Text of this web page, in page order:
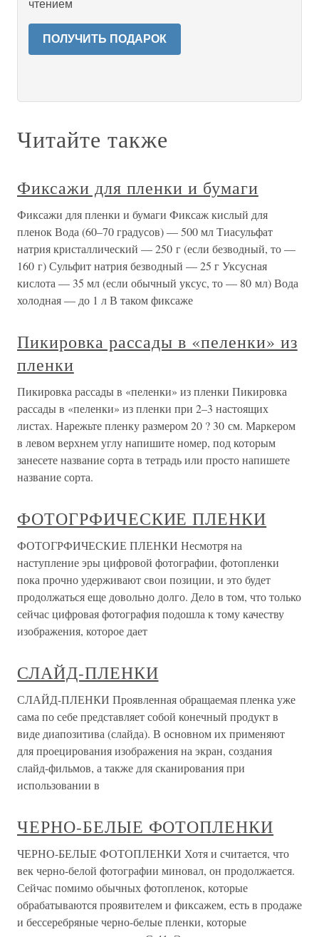
чтением
ПОЛУЧИТЬ ПОДАРОК
Читайте также
Фиксажи для пленки и бумаги
Фиксажи для пленки и бумаги Фиксаж кислый для
пленок Вода (60–70 градусов) — 500 мл Тиасульфат
натрия кристаллический — 250 г (если безводный, то —
160 г) Сульфит натрия безводный — 25 г Уксусная
кислота — 35 мл (если обычный уксус, то — 80 мл) Вода
холодная — до 1 л В таком фиксаже
Пикировка рассады в «пеленки» из
пленки
Пикировка рассады в «пеленки» из пленки Пикировка
рассады в «пеленки» из пленки при 2–3 настоящих
листах. Нарежьте пленку размером 20 ? 30 см. Маркером
в левом верхнем углу напишите номер, под которым
занесете название сорта в тетрадь или просто напишете
название сорта.
ФОТОГРФИЧЕСКИЕ ПЛЕНКИ
ФОТОГРФИЧЕСКИЕ ПЛЕНКИ Несмотря на
наступление эры цифровой фотографии, фотопленки
пока прочно удерживают свои позиции, и это будет
продолжаться еще довольно долго. Дело в том, что только
сейчас цифровая фотография подошла к тому качеству
изображения, которое дает
СЛАЙД-ПЛЕНКИ
СЛАЙД-ПЛЕНКИ Проявленная обращаемая пленка уже
сама по себе представляет собой конечный продукт в
виде диапозитива (слайда). В основном их применяют
для проецирования изображения на экран, создания
слайд-фильмов, а также для сканирования при
использовании в
ЧЕРНО-БЕЛЫЕ ФОТОПЛЕНКИ
ЧЕРНО-БЕЛЫЕ ФОТОПЛЕНКИ Хотя и считается, что
век черно-белой фотографии миновал, он продолжается.
Сейчас помимо обычных фотопленок, которые
обрабатываются проявителем и фиксажем, есть в продаже
и бессеребряные черно-белые пленки, которые